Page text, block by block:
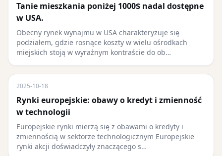
Tanie mieszkania poniżej 1000$ nadal dostępne
w USA.
Obecny rynek wynajmu w USA charakteryzuje się
podziałem, gdzie rosnące koszty w wielu ośrodkach
miejskich stoją w wyraźnym kontraście do ob…
2025-10-18
Rynki europejskie: obawy o kredyt i zmienność
w technologii
Europejskie rynki mierzą się z obawami o kredyty i
zmiennością w sektorze technologicznym Europejskie
rynki akcji doświadczyły znaczącego s…